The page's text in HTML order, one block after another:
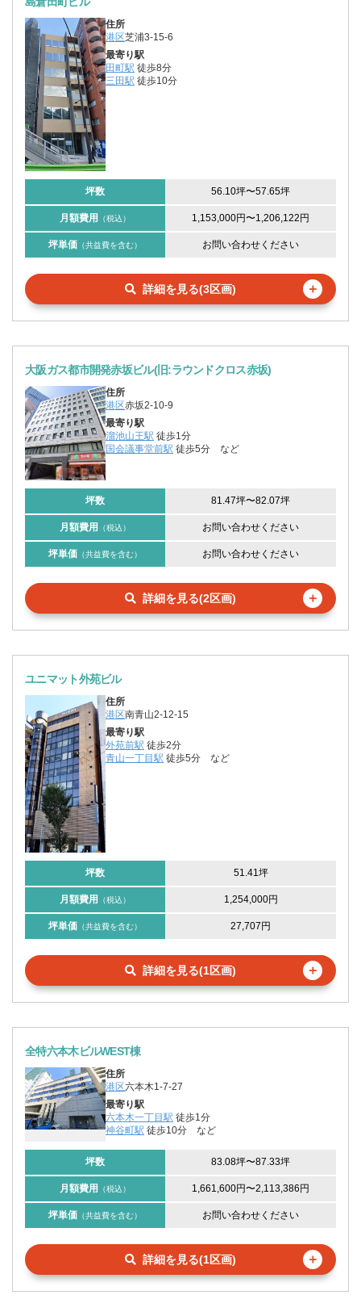
住所
港区芝浦3-15-6
最寄り駅
田町駅 徒歩8分
三田駅 徒歩10分
坪数 56.10坪〜57.65坪
月額費用 （税込） 1,153,000円〜1,206,122円
坪単価 （共益費を含む） お問い合わせください
詳細を見る(3区画) ＋
大阪ガス都市開発赤坂ビル(旧:ラウンドクロス赤坂)
住所
港区赤坂2-10-9
最寄り駅
溜池山王駅 徒歩1分
国会議事堂前駅 徒歩5分 など
坪数 81.47坪〜82.07坪
月額費用 （税込） お問い合わせください
坪単価 （共益費を含む） お問い合わせください
詳細を見る(2区画) ＋
ユニマット外苑ビル
住所
港区南青山2-12-15
最寄り駅
外苑前駅 徒歩2分
青山一丁目駅 徒歩5分 など
坪数 51.41坪
月額費用 （税込） 1,254,000円
坪単価 （共益費を含む） 27,707円
詳細を見る(1区画) ＋
全特六本木ビルWEST棟
住所
港区六本木1-7-27
最寄り駅
六本木一丁目駅 徒歩1分
神谷町駅 徒歩10分 など
坪数 83.08坪〜87.33坪
月額費用 （税込） 1,661,600円〜2,113,386円
坪単価 （共益費を含む） お問い合わせください
詳細を見る(1区画) ＋